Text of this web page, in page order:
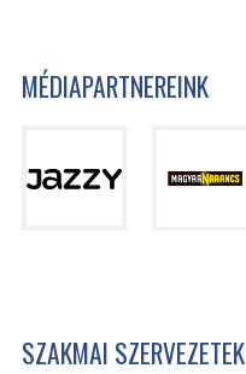
MÉDIAPARTNEREINK
SZAKMAI SZERVEZETEK